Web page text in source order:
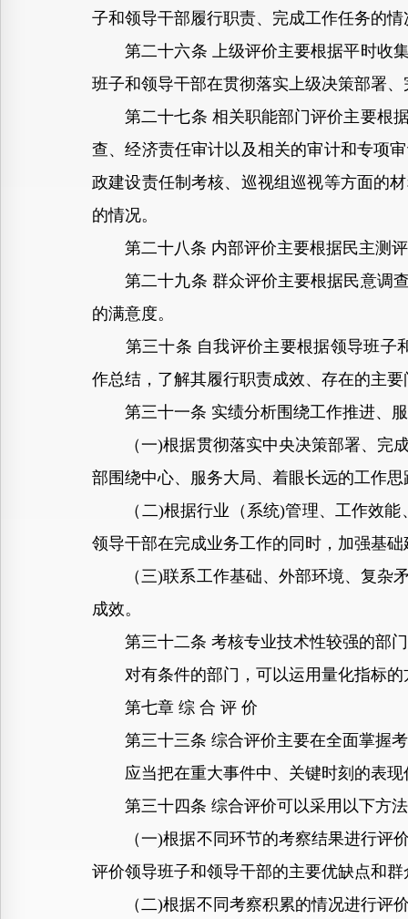
子和领导干部履行职责、完成工作任务的情
第二十六条 上级评价主要根据平时收集
班子和领导干部在贯彻落实上级决策部署
第二十七条 相关职能部门评价主要根据
查、经济责任审计以及相关的审计和专项
政建设责任制考核、巡视组巡视等方面的
的情况。
第二十八条 内部评价主要根据民主测评
第二十九条 群众评价主要根据民意调查
的满意度。
第三十条 自我评价主要根据领导班子和
作总结，了解其履行职责成效、存在的主
第三十一条 实绩分析围绕工作推进、服
（一)根据贯彻落实中央决策部署、完成
部围绕中心、服务大局、着眼长远的工作
（二)根据行业（系统)管理、工作效能
领导干部在完成业务工作的同时，加强基
（三)联系工作基础、外部环境、复杂矛
成效。
第三十二条 考核专业技术性较强的部门
对有条件的部门，可以运用量化指标的
第七章 综 合 评 价
第三十三条 综合评价主要在全面掌握考
应当把在重大事件中、关键时刻的表现
第三十四条 综合评价可以采用以下方
（一)根据不同环节的考察结果进行评价
评价领导班子和领导干部的主要优缺点和
（二)根据不同考察积累的情况进行评价